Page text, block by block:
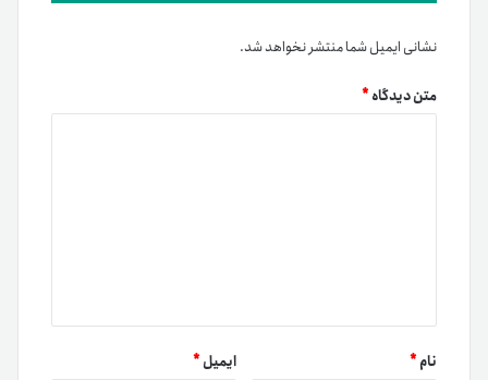
نشانی ایمیل شما منتشر نخواهد شد.
متن دیدگاه*
نام* ایمیل*